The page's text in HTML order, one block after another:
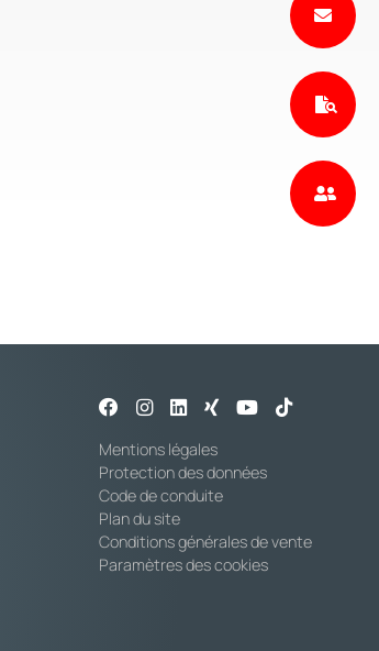
Mentions légales
Protection des données
Code de conduite
Plan du site
Conditions générales de vente
Paramètres des cookies